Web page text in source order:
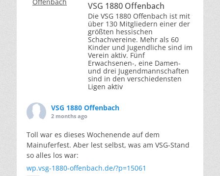
VSG 1880 Offenbach
Die VSG 1880 Offenbach ist mit
über 130 Mitgliedern einer der
größten hessischen
Schachvereine. Mehr als 60
Kinder und Jugendliche sind im
Verein aktiv. Fünf
Erwachsenen-, eine Damen-
und drei Jugendmannschaften
sind in den verschiedensten
Ligen aktiv
VSG 1880 Offenbach
2 months ago
Toll war es dieses Wochenende auf dem
Mainuferfest. Aber lest selbst, was am VSG-Stand
so alles los war:
wp.vsg-1880-offenbach.de/?p=15061